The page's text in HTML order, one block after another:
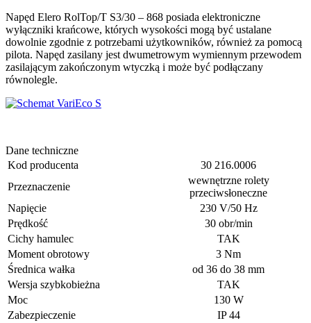
Napęd Elero RolTop/T S3/30 – 868 posiada elektroniczne
wyłączniki krańcowe, których wysokości mogą być ustalane
dowolnie zgodnie z potrzebami użytkowników, również za pomocą
pilota. Napęd zasilany jest dwumetrowym wymiennym przewodem
zasilającym zakończonym wtyczką i może być podłączany
równolegle.
Dane techniczne
Kod producenta
30 216.0006
Przeznaczenie
wewnętrzne rolety
przeciwsłoneczne
Napięcie
230 V/50 Hz
Prędkość
30 obr/min
Cichy hamulec
TAK
Moment obrotowy
3 Nm
Średnica wałka
od 36 do 38 mm
Wersja szybkobieżna
TAK
Moc
130 W
Zabezpieczenie
IP 44